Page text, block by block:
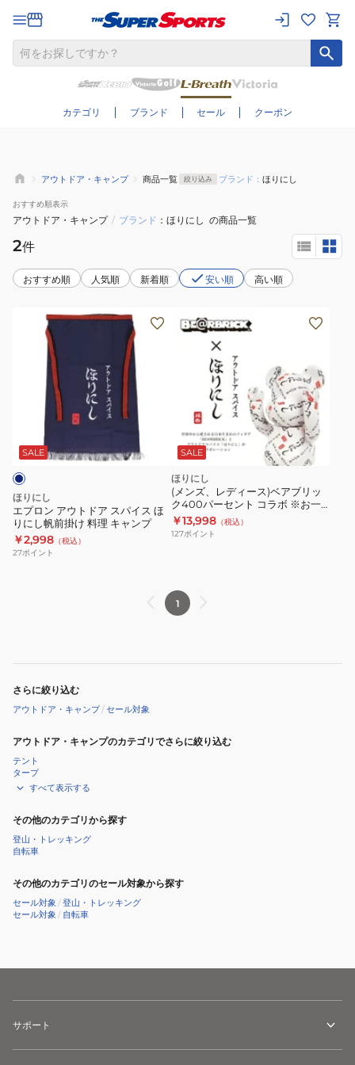
カテゴリ ブランド セール クーポン
さらに絞り込む
アウトドア・キャンプ 商品一覧 絞り込み ブランド： ほりにし
おすすめ順表示
アウトドア・キャンプ / ブランド ほりにし の商品一覧
2件
おすすめ順 人気順 新着順 安い順 高い順
ド
ア
ス
パ
イ
ス
け
料
理
キ
ャ
ン
SALE
ほりにし
エプロン アウトドア スパイス ほ
りにし帆前掛け 料理 キャンプ
￥2,998 （税込）
27ポイント
SALE
ほりにし
(メンズ、レディース)ベアブリッ
ク400パーセント コラボ ※お一人
様1点限り
￥13,998 （税込）
127ポイント
1
さらに絞り込む
アウトドア・キャンプ/セール対象
アウトドア・キャンプのカテゴリでさらに絞り込む
テント
タープ
すべて表示する
その他のカテゴリから探す
登山・トレッキング
自転車
その他のカテゴリのセール対象から探す
セール対象 /登山・トレッキング
セール対象 / 自転車
サポート